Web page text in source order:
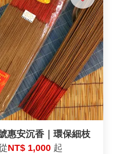
惠安沉香｜環保細枝
NT$ 1,000 起